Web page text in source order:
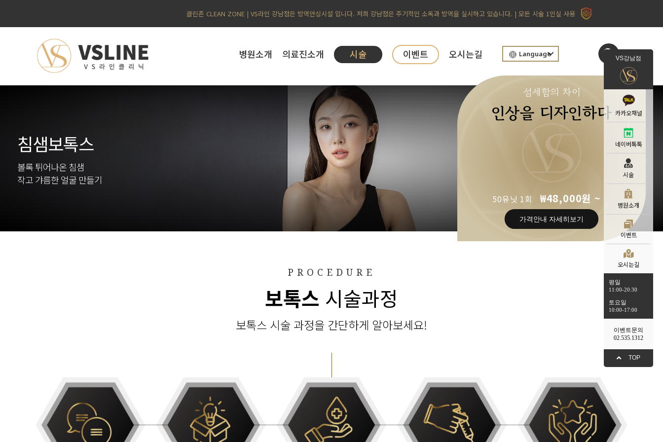
클린존 CLEAN ZONE | VS라인 강남점은 방역안심시설 입니다. 저희 강남점은 주기적인 소독과 방역을 실시하고 있습니다. | 모든 시술 1인실 사용
병원소개 의료진소개 시술 이벤트 오시는길 Language
침샘보톡스
볼록 튀어나온 침샘
작고 갸름한 얼굴 만들기
섬세함의 차이
인상을 디자인하다
50유닛 1회 ₩48,000원 ~
가격안내 자세히보기
PROCEDURE
보톡스 시술과정
보톡스 시술 과정을 간단하게 알아보세요!
VS강남점
카카오채널
네이버톡톡
시술
병원소개
이벤트
오시는길
평일
11:00-20:30
토요일
10:00-17:00
이벤트문의
02.535.1312
TOP